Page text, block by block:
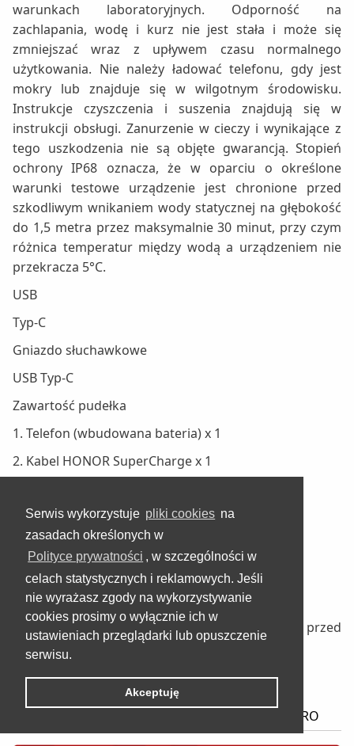
Serwis wykorzystuje pliki cookies na
zasadach określonych w
Polityce prywatności , w szczególności w
celach statystycznych i reklamowych. Jeśli
nie wyrażasz zgody na wykorzystywanie
cookies prosimy o wyłącznie ich w
ustawieniach przeglądarki lub opuszczenie
serwisu.
Akceptuję
warunkach laboratoryjnych. Odporność na
zachlapania, wodę i kurz nie jest stała i może się
zmniejszać wraz z upływem czasu normalnego
użytkowania. Nie należy ładować telefonu, gdy jest
mokry lub znajduje się w wilgotnym środowisku.
Instrukcje czyszczenia i suszenia znajdują się w
instrukcji obsługi. Zanurzenie w cieczy i wynikające z
tego uszkodzenia nie są objęte gwarancją. Stopień
ochrony IP68 oznacza, że w oparciu o określone
warunki testowe urządzenie jest chronione przed
szkodliwym wnikaniem wody statycznej na głębokość
do 1,5 metra przez maksymalnie 30 minut, przy czym
różnica temperatur między wodą a urządzeniem nie
przekracza 5°C.
USB
Typ-C
Gniazdo słuchawkowe
USB Typ-C
Zawartość pudełka
1. Telefon (wbudowana bateria) x 1
2. Kabel HONOR SuperCharge x 1
4. Osłona ochronna TPU x 1*
5. Skrócona instrukcja obsługi x 1
6. Narzędzie do wysuwania x 1
7. Karta gwarancyjna x 1*
8. Folia ochronna TP (dołączona do telefonu przed
dostawą) x 1
*W zależności od rynku.
INSTRUKCJA OBSŁUGI DO HONOR MAGIC6 PRO